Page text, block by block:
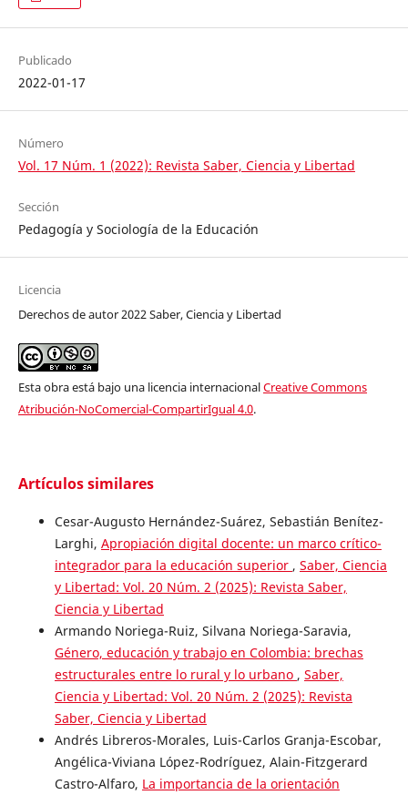
Publicado
2022-01-17
Número
Vol. 17 Núm. 1 (2022): Revista Saber, Ciencia y Libertad
Sección
Pedagogía y Sociología de la Educación
Licencia
Derechos de autor 2022 Saber, Ciencia y Libertad
Esta obra está bajo una licencia internacionalCreative Commons
Atribución-NoComercial-CompartirIgual 4.0.
Artículos similares
Cesar-Augusto Hernández-Suárez, Sebastián Benítez-
Larghi, Apropiación digital docente: un marco crítico-
integrador para la educación superior , Saber, Ciencia
y Libertad: Vol. 20 Núm. 2 (2025): Revista Saber,
Ciencia y Libertad
Armando Noriega-Ruiz, Silvana Noriega-Saravia,
Género, educación y trabajo en Colombia: brechas
estructurales entre lo rural y lo urbano , Saber,
Ciencia y Libertad: Vol. 20 Núm. 2 (2025): Revista
Saber, Ciencia y Libertad
Andrés Libreros-Morales, Luis-Carlos Granja-Escobar,
Angélica-Viviana López-Rodríguez, Alain-Fitzgerard
Castro-Alfaro, La importancia de la orientación